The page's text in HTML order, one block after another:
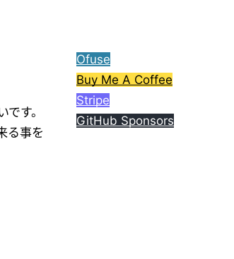
す。
る事を
Ofuse
Buy Me A Coffee
Stripe
GitHub Sponsors